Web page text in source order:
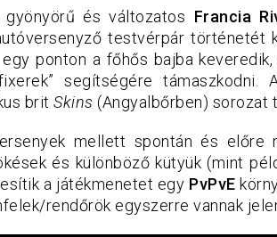
és változatos Francia
testvérpár történetét
ponton a főhős bajba
segítségére támaszkodni.
brit Skins (Angyalbőrben) sorozat
mellett spontán és előre
és különböző kütyük (mint
a játékmenetet egy PvPvE
rendőrök egyszerre vannak